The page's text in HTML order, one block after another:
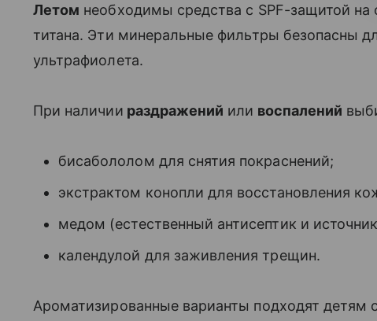
Летом необходимы средства с SPF-защитой
титана. Эти минеральные фильтры безопасны
ультрафиолета.
При наличии раздражений или воспалений
бисабололом для снятия покраснений;
экстрактом конопли для восстановления
медом (естественный антисептик и
календулой для заживления трещин.
Ароматизированные варианты подходят детям